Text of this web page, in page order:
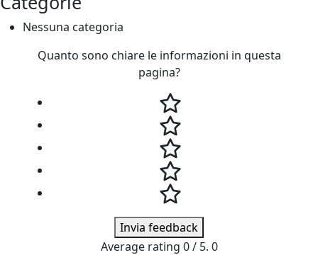
Nessuna categoria
Quanto sono chiare le informazioni in questa
pagina?
Invia feedback
Average rating 0/ 5. 0